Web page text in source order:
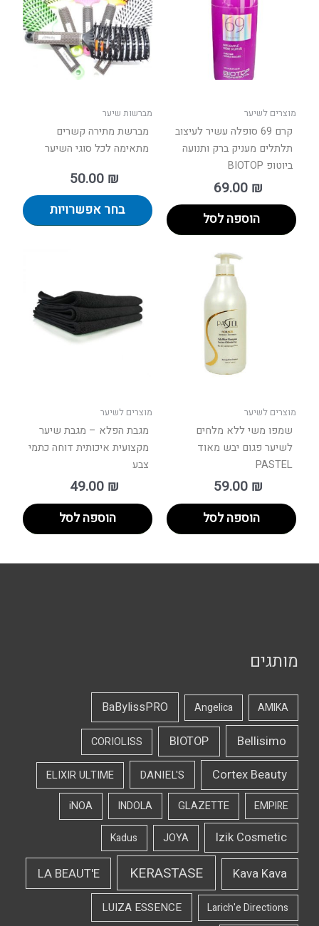
מוצרים לשיער
קרם 69 סופלה עשיר לעיצוב
תלתלים מעניק ברק ותנועה
ביוטופ BIOTOP
69.00 ₪
הוספה לסל
מברשות שיער
מברשת מתירה קשרים
מתאימה לכל סוגי השיער
50.00 ₪
בחר אפשרויות
מוצרים לשיער
שמפו משי ללא מלחים
לשיער פגום יבש מאוד
PASTEL
59.00 ₪
הוספה לסל
מוצרים לשיער
מגבת הפלא – מגבת שיער
מקצועית איכותית דוחה כתמי
צבע
49.00 ₪
הוספה לסל
מותגים
AMIKA
Angelica
BaBylissPRO
Bellisimo
BIOTOP
CORIOLISS
Cortex Beauty
DANIEL'S
ELIXIR ULTIME
EMPIRE
GLAZETTE
INDOLA
iNOA
Izik Cosmetic
JOYA
Kadus
Kava Kava
KERASTASE
LA BEAUT'E
Larich'e Directions
LUIZA ESSENCE